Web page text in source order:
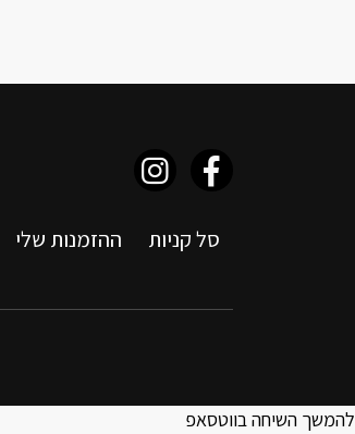
סל קניות ההזמנות שלי
להמשך השיחה בווטסאפ